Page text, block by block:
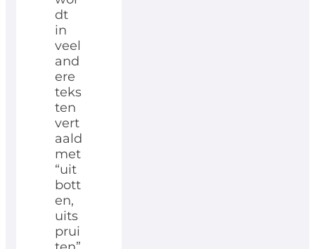
dt
in
veel
and
ere
teks
ten
vert
aald
met
“uit
bott
en,
uits
prui